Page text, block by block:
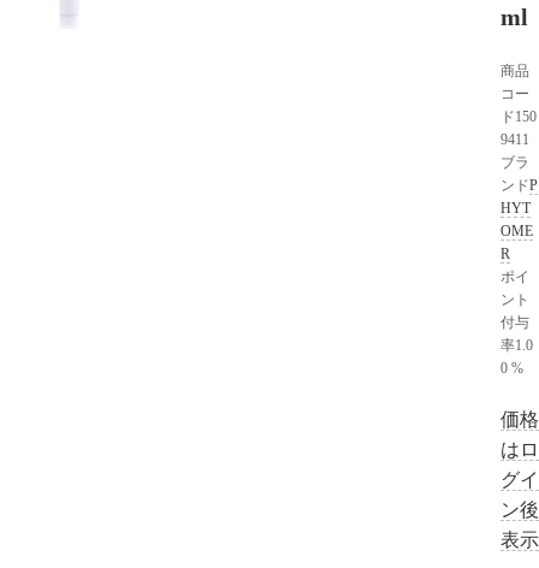
ml
商品
コー
ド150
9411
ブラ
ンドP
HYT
OME
R
ポイ
ント
付与
率1.0
0 %
価格
はロ
グイ
ン後
表示